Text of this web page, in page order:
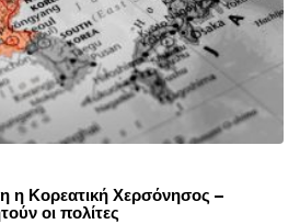
η Κορεατική Χερσόνησος –
οι πολίτες